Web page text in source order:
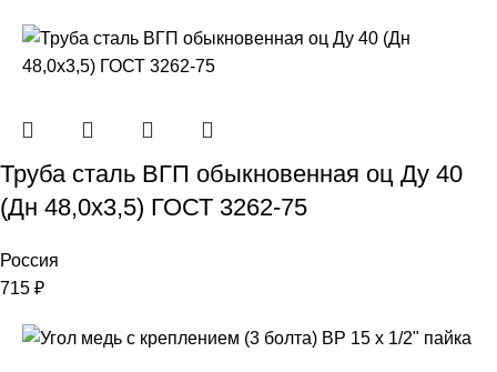
Труба сталь ВГП обыкновенная оц Ду 40
(Дн 48,0х3,5) ГОСТ 3262-75
Россия
715 ₽